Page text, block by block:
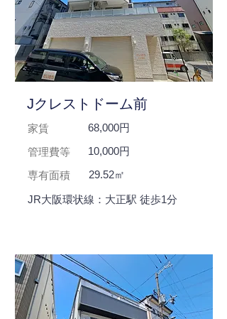
Jクレストドーム前
家賃
管理費等
専有面積
68,000円
10,000円
29.52㎡
JR大阪環状線：大正駅 徒歩1分